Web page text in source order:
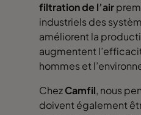
filtration de l’air
industriels des
améliorent la
augmentent
hommes et
ChezCamfil, nous
doivent également